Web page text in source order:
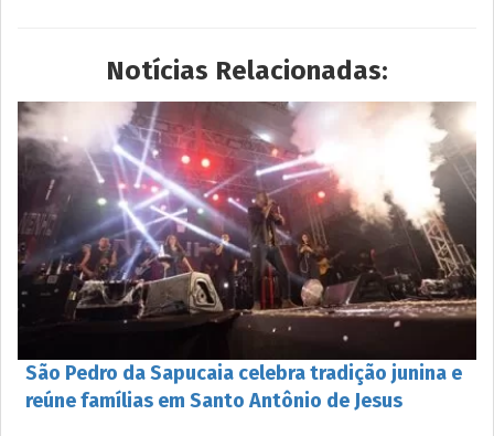
Notícias Relacionadas:
São Pedro da Sapucaia celebra tradição junina e
reúne famílias em Santo Antônio de Jesus